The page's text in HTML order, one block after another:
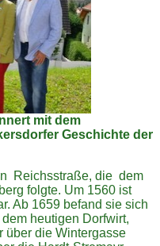
mit dem
Geschichte der
Reichsstraße, die dem
folgte. Um 1560 ist
Ab 1659 befand sie sich
heutigen Dorfwirt,
über die Wintergasse